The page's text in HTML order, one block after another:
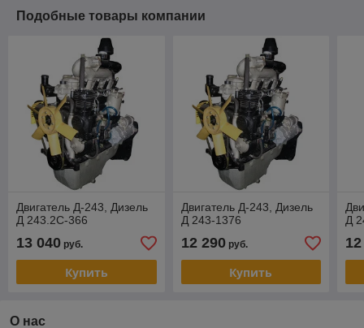
Подобные товары компании
Двигатель Д-243, Дизель
Д 243.2С-366
13 040 руб.
Купить
Двигатель Д-243, Дизель
Д 243-1376
12 290руб.
Купить
Д
О нас